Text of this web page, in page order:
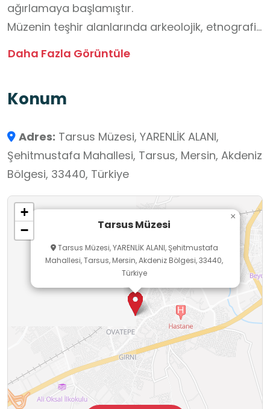
ağırlamaya başlamıştır.
Müzenin teşhir alanlarında arkeolojik, etnografik
ve nümizmatik (sikke) eserler yer almaktadır.
Klasik, Helenistik, Roma ve Doğu Roma
eserler, Tarsus’un tarih öncesinden itibaren
kesintisiz yerleşime sahne olan çok katmanlı bir
kültür merkezi olduğunu ortaya koymaktadır.
Tarsus Müzesi, okul dışı öğrenme ortamı olarak
öğrencilerin tarih, arkeoloji, kültürel miras ve
kronolojik düşünme becerilerini geliştirmelerine
olanak tanır. Öğrenciler, farklı çağlara ait
eserleri karşılaştırarak Anadolu’nun çok
uygarlıklı yapısını, kültürel sürekliliğini ve
değişimini yerinde gözlemleyebilir; somut
materyaller aracılığıyla kalıcı ve anlamlı
öğrenmeler gerçekleştirebilirler.
Daha Fazla Görüntüle
Konum
Adres: Tarsus Müzesi, YARENLİK ALANI,
Şehitmustafa Mahallesi, Tarsus, Mersin, Akdeniz
Bölgesi, 33440, Türkiye
Tarsus Müzesi
Tarsus Müzesi, YARENLİK ALANI, Şehitmustafa
Mahallesi, Tarsus, Mersin, Akdeniz Bölgesi, 33440,
Türkiye
×
+
−